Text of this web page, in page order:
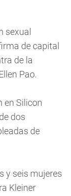
sexual
de capital
de la
Pao.
en Silicon
dos
de
y seis mujeres
Kleiner